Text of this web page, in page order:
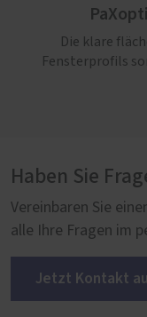
Die klare
Fensterprofils
Funktionale
flächenbündige
eignet
Haben Sie
Vereinbaren Sie
alle Ihre Fragen im
Jetzt Kontakt